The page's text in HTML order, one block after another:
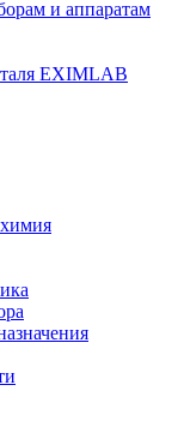
и аппаратам
EXIMLAB